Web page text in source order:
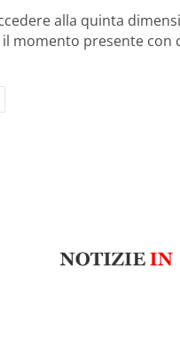
alla quinta
momento presente con